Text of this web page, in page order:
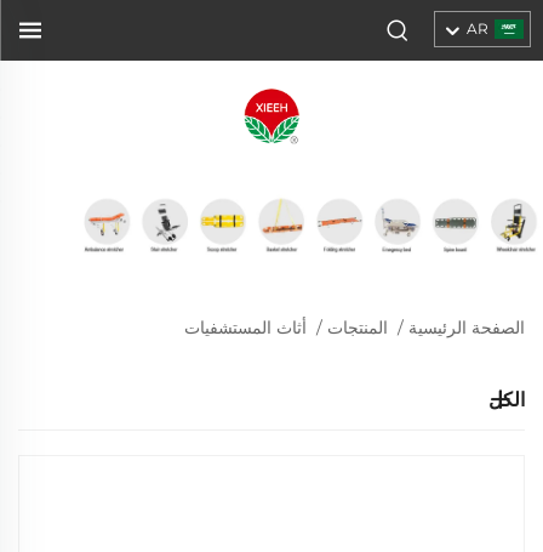
AR
الصفحة الرئيسية / المنتجات / أثاث المستشفيات
الكل